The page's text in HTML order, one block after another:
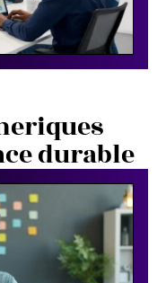
durable